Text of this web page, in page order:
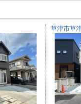
草津市草